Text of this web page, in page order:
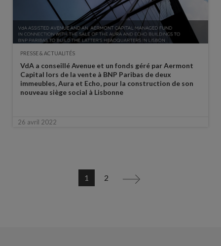
PRESSE & ACTUALITÉS
VdA a conseillé Avenue et un fonds géré par Aermont
Capital lors de la vente à BNP Paribas de deux
immeubles, Aura et Echo, pour la construction de son
nouveau siège social à Lisbonne
26 avril 2022
1 2 >